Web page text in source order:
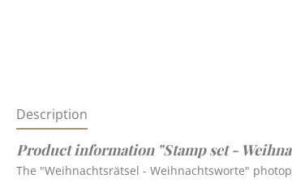
Description
Product information "Stamp set -
The "Weihnachtsrätsel - Weihnachtsworte"